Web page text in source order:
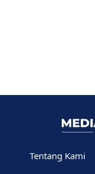
Tentang Kami